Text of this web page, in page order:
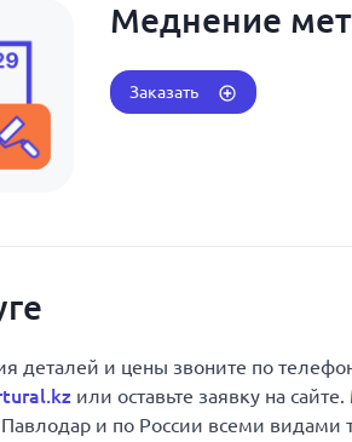
Меднение
Заказать
деталей и цены звоните по
или оставьте заявку на
Павлодар и по России всеми видами